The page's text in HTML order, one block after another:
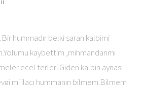
hummadır belki saran kalbimi
kaybettim ,mihmandarımı
ecel terleri.Giden kalbin aynası
mi ilacı hummanın bilmem.Bilmem